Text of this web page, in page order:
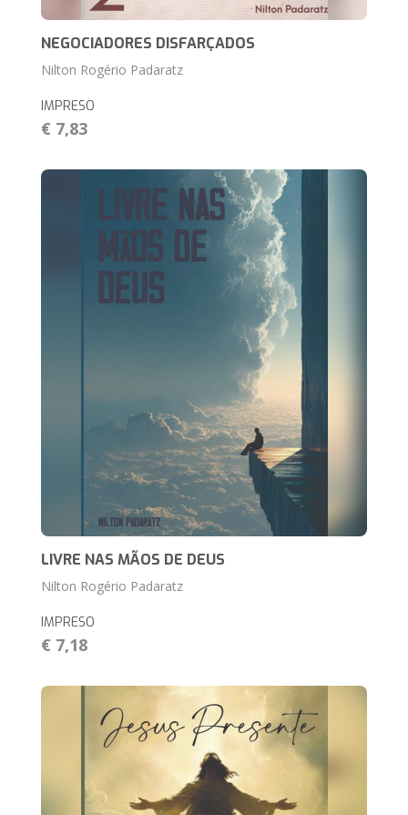
NEGOCIADORES DISFARÇADOS
Nilton Rogério Padaratz
IMPRESO
€ 7,83
LIVRE NAS MÃOS DE DEUS
Nilton Rogério Padaratz
IMPRESO
€ 7,18